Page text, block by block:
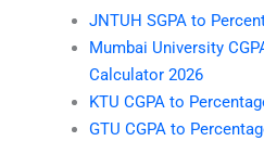
JNTUH SGPA to
Mumbai University
Calculator 2026
KTU CGPA to
GTU CGPA to